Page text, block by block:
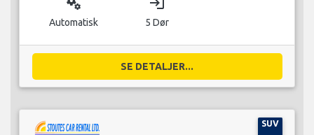
Automatisk 5 Dør
SE DETALJER...
SUV